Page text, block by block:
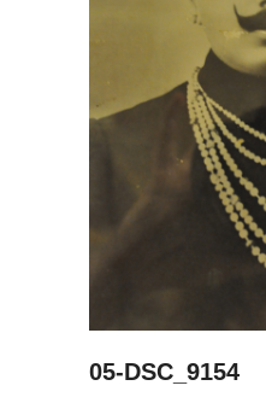
05-DSC_9154